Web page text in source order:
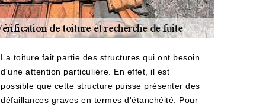
La toiture fait partie des structures qui ont besoin
d'une attention particulière. En effet, il est
possible que cette structure puisse présenter des
défaillances graves en termes d'étanchéité. Pour